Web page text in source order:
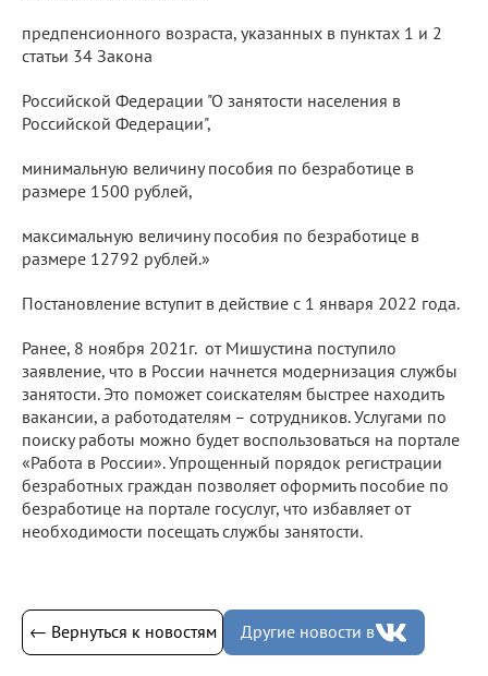
предпенсионного возраста, указанных в пунктах 1 и 2
статьи 34 Закона
Российской Федерации "О занятости населения в
Российской Федерации",
минимальную величину пособия по безработице в
размере 1500 рублей,
максимальную величину пособия по безработице в
размере 12792 рублей.»
Постановление вступит в действие с 1 января 2022 года.
Ранее, 8 ноября 2021г. от Мишустина поступило
заявление, что в России начнется модернизация службы
занятости. Это поможет соискателям быстрее находить
вакансии, а работодателям – сотрудников. Услугами по
поиску работы можно будет воспользоваться на портале
«Работа в России». Упрощенный порядок регистрации
безработных граждан позволяет оформить пособие по
безработице на портале госуслуг, что избавляет от
необходимости посещать службы занятости.
← Вернуться к новостям Другие новости в